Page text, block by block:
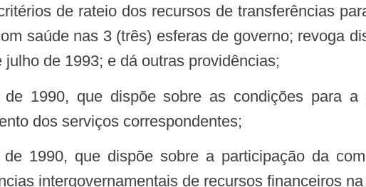
de rateio dos recursos de transferências
saúde nas 3 (três) esferas de governo; revoga
de 1993; e dá outras providências;
dos serviços correspondentes;
intergovernamentais de recursos financeiros